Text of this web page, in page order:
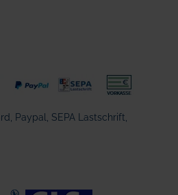
Paypal, SEPA Lastschrift,